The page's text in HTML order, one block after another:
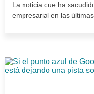
La noticia que ha
empresarial en las